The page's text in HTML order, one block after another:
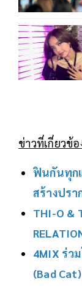
ข่าวที่เกี่ยวข้อ
ฟินกันทุกแ
สร้างปรา
THI-O &
4MIX ร่ว
(Bad